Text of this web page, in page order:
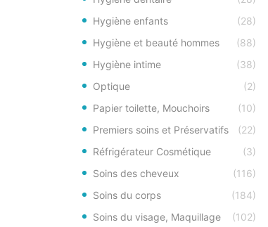
Hygiène enfants
(28)
Hygiène et beauté hommes
(88)
Hygiène intime
(38)
Optique
(2)
Papier toilette, Mouchoirs
(10)
Premiers soins et Préservatifs
(22)
Réfrigérateur Cosmétique
(3)
Soins des cheveux
(116)
Soins du corps
(184)
Soins du visage, Maquillage
(102)